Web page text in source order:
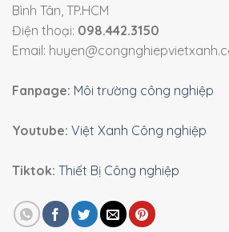
Bình Tân, TP.HCM
Điện thoại: 098.442.3150
Email:
Fanpage: Môi trường công nghiệp
Youtube: Việt Xanh Công nghiệp
Tiktok: Thiết Bị Công nghiệp